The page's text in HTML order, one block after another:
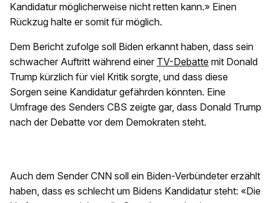
Kandidatur möglicherweise nicht retten kann.» Einen
Rückzug halte er somit für möglich.
Dem Bericht zufolge soll Biden erkannt haben, dass sein
schwacher Auftritt während einer TV-Debatte mit Donald
Trump kürzlich für viel Kritik sorgte, und dass diese
Sorgen seine Kandidatur gefährden könnten. Eine
Umfrage des Senders CBS zeigte gar, dass Donald Trump
nach der Debatte vor dem Demokraten steht.
Auch dem Sender CNN soll ein Biden-Verbündeter erzählt
haben, dass es schlecht um Bidens Kandidatur steht: «Die